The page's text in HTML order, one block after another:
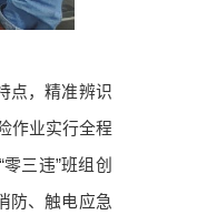
点，精准辨识
作业实行全程
三违”班组创
防、触电应急